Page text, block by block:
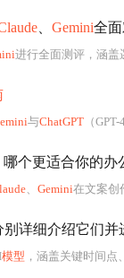
Gemini全
进行全面测评，涵盖逻辑推理、
与ChatGPT （GPT-4 Turbo）在长文本理
哪个更适合你的办
、 Gemini在文案创作、演示设计、
详细介绍它们并进
模型 ，涵盖关键时间点、版本迭代、核心特点与优势等内容，并进行综合对比。